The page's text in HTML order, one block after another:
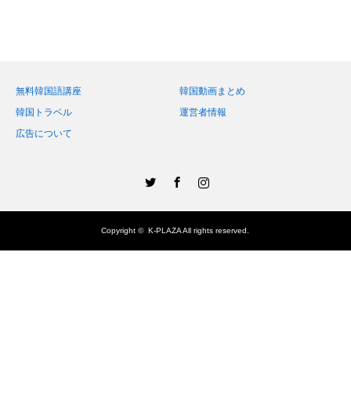
無料韓国語講座
韓国動画まとめ
韓国トラベル
運営者情報
広告について
Copyright ©K-PLAZAAll rights reserved.